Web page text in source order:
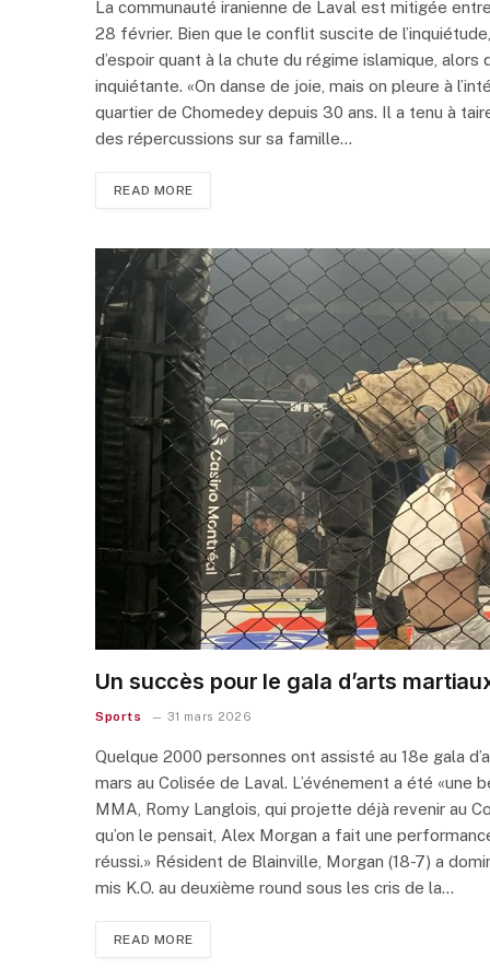
La communauté iranienne de Laval est mitigée
28 février. Bien que le conflit suscite de
d’espoir quant à la chute du régime islamique,
inquiétante. «On danse de joie, mais on pleure à
quartier de Chomedey depuis 30 ans. Il a tenu à
des répercussions sur sa famille…
READ MORE
Un succès pour le gala d’arts
Sports 31 mars 2026
Quelque 2000 personnes ont assisté au 18e gala
mars au Colisée de Laval. L’événement a été «une
MMA, Romy Langlois, qui projette déjà revenir au
qu’on le pensait, Alex Morgan a fait une
réussi.» Résident de Blainville, Morgan (18-7) a
mis K.O. au deuxième round sous les cris de la…
READ MORE